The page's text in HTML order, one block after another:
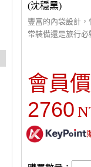
(沈穩黑)
豐富的內袋設計
常裝備還是旅行
供了最佳的空間
同時保持物品整
部把手翻蓋式開
便於設備充電。
雨，美觀。
會員
2760